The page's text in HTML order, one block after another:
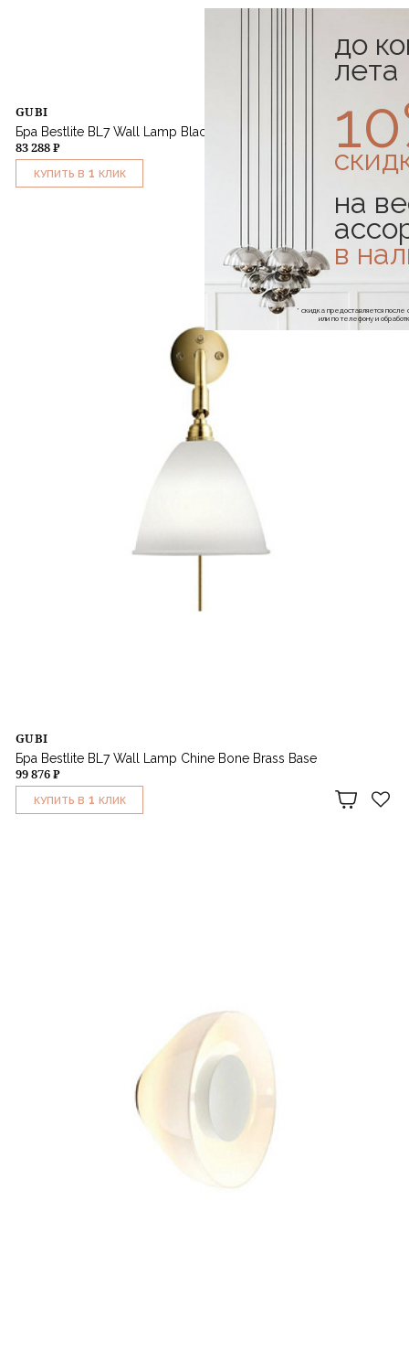
GUBI
Бра Bestlite BL7 Wall Lamp Black Semi Matt Brass Base
83 288 ₽
КУПИТЬ В 1 КЛИК
GUBI
Бра Bestlite BL7 Wall Lamp Chine Bone Brass Base
99 876 ₽
КУПИТЬ В 1 КЛИК
до
лета
на
в
* скидка предоставляется
или по телефону и